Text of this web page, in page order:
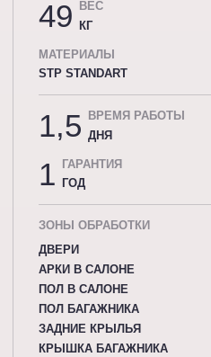
49
ВЕС
КГ
МАТЕРИАЛЫ
STP STANDART
1,5
ВРЕМЯ РАБОТЫ
ДНЯ
1
ГАРАНТИЯ
ГОД
ЗОНЫ ОБРАБОТКИ
ДВЕРИ
АРКИ В САЛОНЕ
ПОЛ В САЛОНЕ
ПОЛ БАГАЖНИКА
ЗАДНИЕ КРЫЛЬЯ
КРЫШКА БАГАЖНИКА